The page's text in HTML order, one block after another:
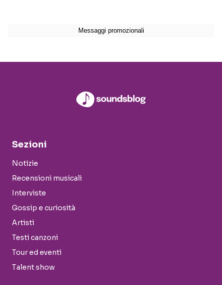
Sezioni
Notizie
Recensioni musicali
Interviste
Gossip e curiosità
Artisti
Testi canzoni
Tour ed eventi
Talent show